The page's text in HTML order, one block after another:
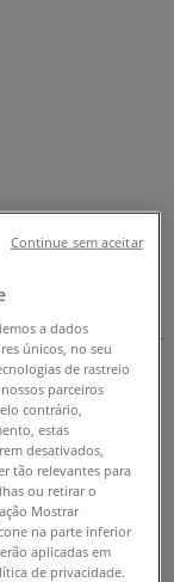
e
Cosmética
Papelaria e
e
Banheira
a dados
únicos, no seu
de rastreio
parceiros
contrário,
estas
desativados,
tão relevantes para
ou retirar o
Mostrar
na parte inferior
aplicadas em
de privacidade.
Continue sem aceitar